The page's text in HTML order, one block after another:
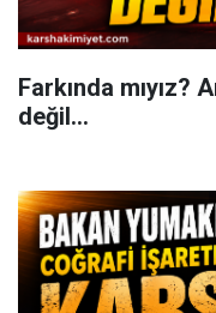
Farkında mıyız?
değil...